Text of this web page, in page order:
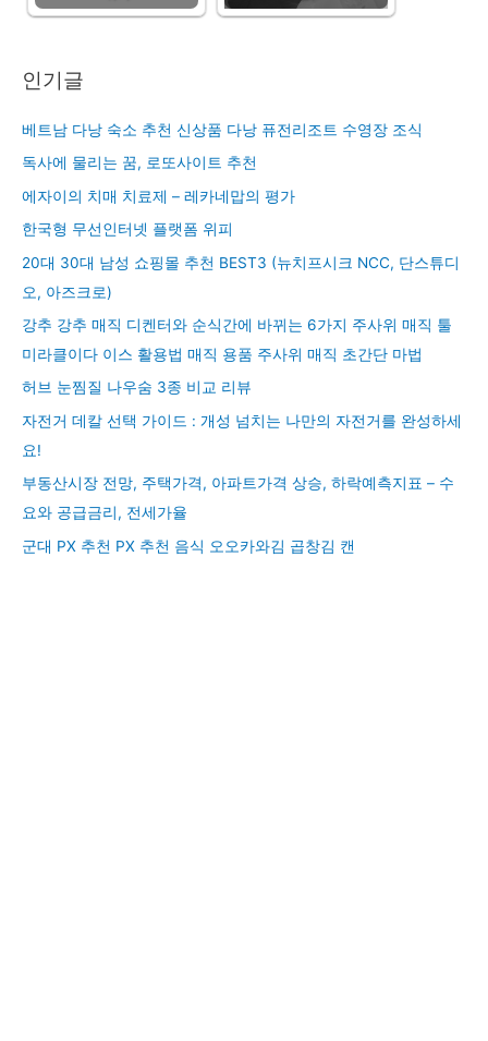
인기글
베트남 다낭 숙소 추천 신상품 다낭 퓨전리조트 수영장 조식
독사에 물리는 꿈, 로또사이트 추천
에자이의 치매 치료제 – 레카네맙의 평가
한국형 무선인터넷 플랫폼 위피
20대 30대 남성 쇼핑몰 추천 BEST3 (뉴치프시크 NCC, 단스튜디
오, 아즈크로)
강추 강추 매직 디켄터와 순식간에 바뀌는 6가지 주사위 매직 툴
미라클이다 이스 활용법 매직 용품 주사위 매직 초간단 마법
허브 눈찜질 나우숨 3종 비교 리뷰
자전거 데칼 선택 가이드 : 개성 넘치는 나만의 자전거를 완성하세
요!
부동산시장 전망, 주택가격, 아파트가격 상승, 하락예측지표 – 수
요와 공급금리, 전세가율
군대 PX 추천 PX 추천 음식 오오카와김 곱창김 캔